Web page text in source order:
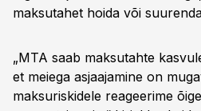
maksutahet hoida või
„MTA saab maksutahte
et meiega asjaajamine on
maksuriskidele reageerime